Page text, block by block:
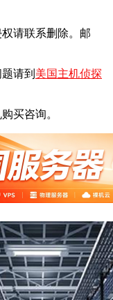
请联系删除。邮
请到 美国主机侦探
买咨询。